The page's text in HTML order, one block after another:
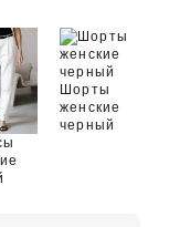
Шорты
женские
черный